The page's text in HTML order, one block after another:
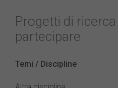
Progetti di
partecipare
Temi / Discipline